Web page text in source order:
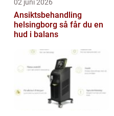
02 juni 2026
Ansiktsbehandling
helsingborg så får du en
hud i balans